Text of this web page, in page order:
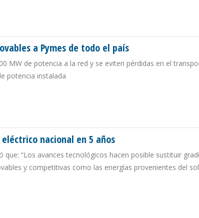
a Pymes de todo el país
MW de potencia a la red y se eviten pérdidas en el
potencia instalada
nacional en 5 años
que: “Los avances tecnológicos hacen posible sustituir
y competitivas como las energías provenientes del